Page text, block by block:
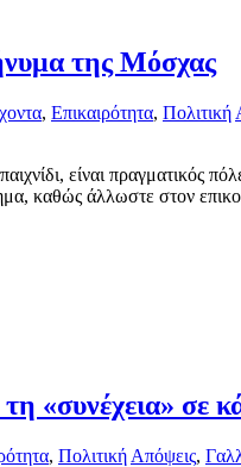
της Μόσχας
, Επικαιρότητα, Πολιτική
είναι πραγματικός
καθώς άλλωστε στον
«συνέχεια» σε
, Πολιτική Απόψεις,